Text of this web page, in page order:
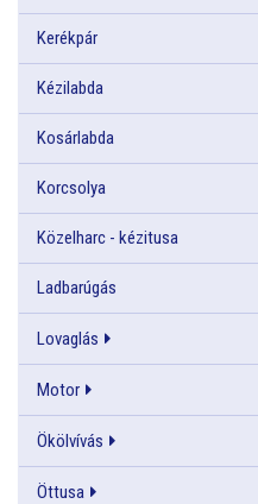
Kerékpár
Kézilabda
Kosárlabda
Korcsolya
Közelharc - kézitusa
Ladbarúgás
Lovaglás
Motor
Ökölvívás
Öttusa